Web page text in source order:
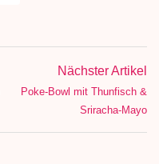
Nächster Artikel
Poke-Bowl mit Thunfisch &
Sriracha-Mayo